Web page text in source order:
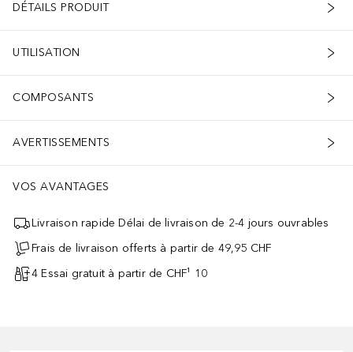
DÉTAILS PRODUIT
UTILISATION
COMPOSANTS
AVERTISSEMENTS
VOS AVANTAGES
Livraison rapide Délai de livraison de 2-4 jours ouvrables
Frais de livraison offerts à partir de 49,95 CHF
4 Essai gratuit à partir de CHF¹ 10